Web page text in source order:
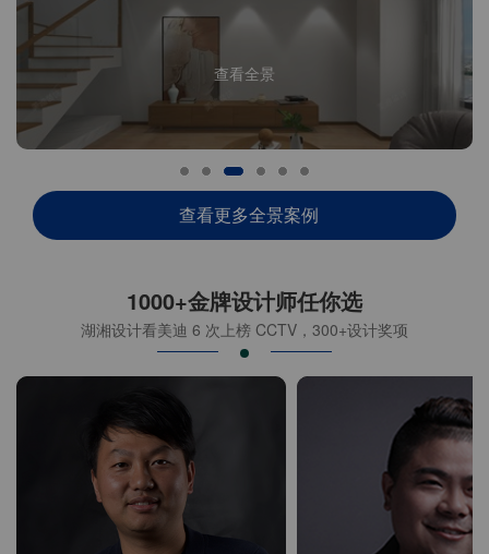
查看全景
查看更多全景案例
1000+金牌设计师任你选
湖湘设计看美迪 6 次上榜 CCTV，300+设计奖项